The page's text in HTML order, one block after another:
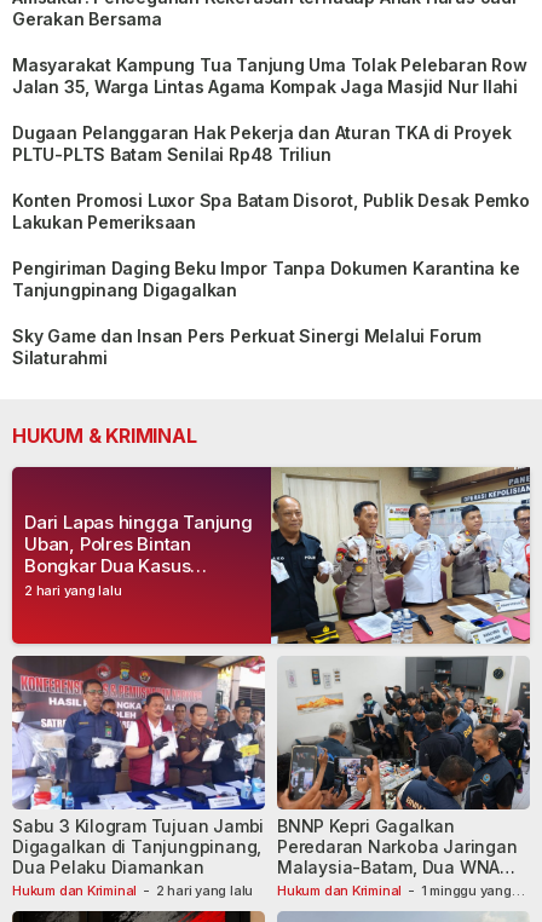
Gerakan Bersama
Masyarakat Kampung Tua Tanjung Uma Tolak Pelebaran Row
Jalan 35, Warga Lintas Agama Kompak Jaga Masjid Nur Ilahi
Dugaan Pelanggaran Hak Pekerja dan Aturan TKA di Proyek
PLTU-PLTS Batam Senilai Rp48 Triliun
Konten Promosi Luxor Spa Batam Disorot, Publik Desak Pemko
Lakukan Pemeriksaan
Pengiriman Daging Beku Impor Tanpa Dokumen Karantina ke
Tanjungpinang Digagalkan
Sky Game dan Insan Pers Perkuat Sinergi Melalui Forum
Silaturahmi
HUKUM & KRIMINAL
2 hari yang lalu
Dari Lapas hingga Tanjung
Uban, Polres Bintan
Bongkar Dua Kasus
Narkoba, Empat Tersangka
Hukum dan Kriminal - 2 hari yang lalu
Sabu 3 Kilogram Tujuan Jambi
Digagalkan di Tanjungpinang,
Dua Pelaku Diamankan
Hukum dan Kriminal - 1 minggu yang
BNNP Kepri Gagalkan
Peredaran Narkoba Jaringan
Malaysia-Batam, Dua WNA
Masih Diburu